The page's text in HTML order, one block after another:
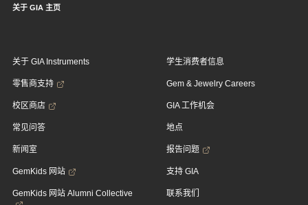
关于 GIA 主页
关于 GIA Instruments
零售商支持
校区商店
常见问答
新闻室
GemKids 网站
GemKids 网站 Alumni Collective
学生消费者信息
Gem & Jewelry Careers
GIA 工作机会
地点
报告问题
支持 GIA
联系我们